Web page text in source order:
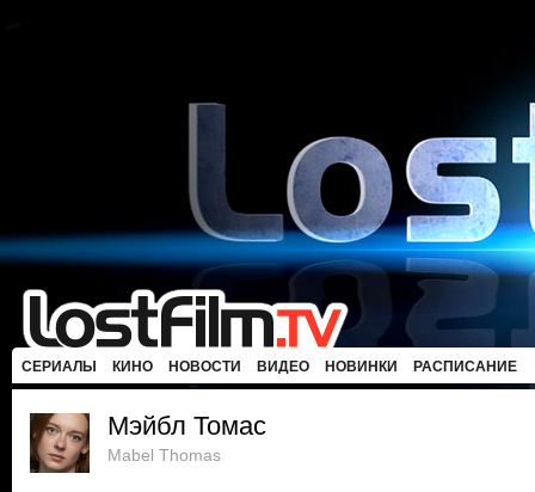
СЕРИАЛЫ КИНО НОВОСТИ ВИДЕО НОВИНКИ РАСПИСАНИЕ
Мэйбл Томас
Mabel Thomas